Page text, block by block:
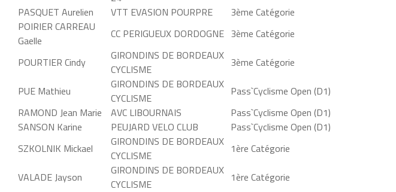
PASQUET Aurelien
VTT EVASION POURPRE
3ème Catégorie
POIRIER CARREAU
Gaelle
CC PERIGUEUX DORDOGNE 3ème Catégorie
POURTIER Cindy
GIRONDINS DE BORDEAUX
CYCLISME
3ème Catégorie
PUE Mathieu
GIRONDINS DE BORDEAUX
CYCLISME
Pass`Cyclisme Open (D1)
RAMOND Jean Marie
AVC LIBOURNAIS
Pass`Cyclisme Open (D1)
SANSON Karine
PEUJARD VELO CLUB
Pass`Cyclisme Open (D1)
SZKOLNIK Mickael
GIRONDINS DE BORDEAUX
CYCLISME
1ère Catégorie
VALADE Jayson
GIRONDINS DE BORDEAUX
CYCLISME
1ère Catégorie